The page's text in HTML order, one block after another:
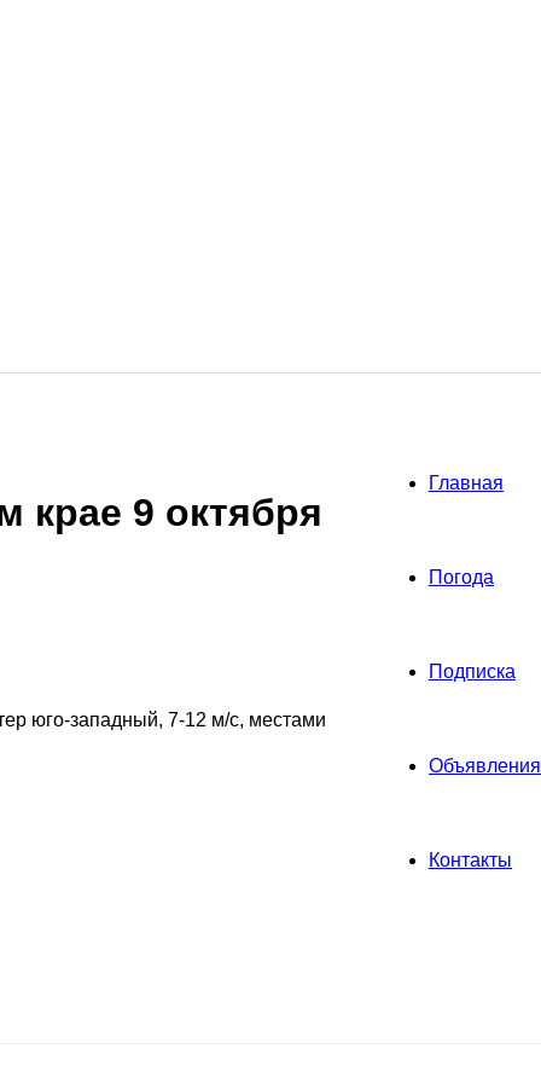
Главная
Погода
Подписка
Объявления
Контакты
крае 9 октября
юго-западный, 7-12 м/с, местами